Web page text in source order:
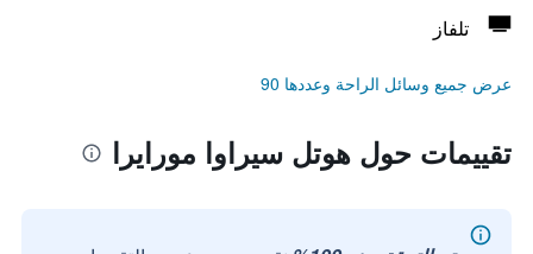
تلفاز
عرض جميع وسائل الراحة وعددها 90
تقييمات حول هوتل سيراوا مورايرا